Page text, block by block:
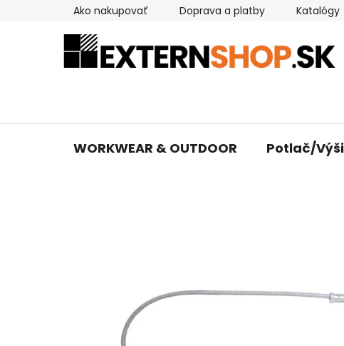
Ako nakupovať Doprava a platby Katalógy
WORKWEAR & OUTDOOR Potlač/